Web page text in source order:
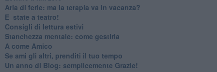
​Aria di ferie: ma la terapia va in vacanza?
​E_state a teatro!
​Consigli di lettura estivi
​Stanchezza mentale: come gestirla
​A come Amico
​Se ami gli altri, prenditi il tuo tempo
​Un anno di Blog: semplicemente Grazie!